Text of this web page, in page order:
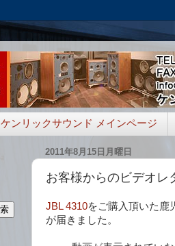
ケンリックサウンド メインページ
2011年8月15日月曜日
お客様からのビデオ
JBL 4310をご購入頂いた鹿
が届きました。